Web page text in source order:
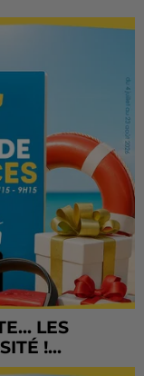
LES
!...